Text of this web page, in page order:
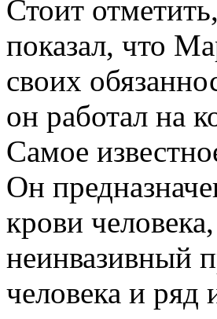
Стоит
показал, что
своих
он работал на
Самое
Он
крови
неинвазивный
человека и ряд